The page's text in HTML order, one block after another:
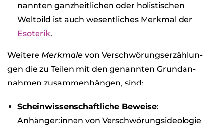
nann­ten ganz­heit­li­chen oder holis­ti­schen
Welt­bild ist auch wesent­li­ches Merk­mal der
Eso­te­rik.
Wei­tere Merk­male von Ver­schwö­rungs­er­zäh­lun­
gen die zu Tei­len mit den genann­ten Grund­an­
nah­men zusam­men­hän­gen, sind:
Schein­wis­sen­schaft­li­che Beweise:
Anhänger:innen von Ver­schwö­rungs­ideo­lo­gie